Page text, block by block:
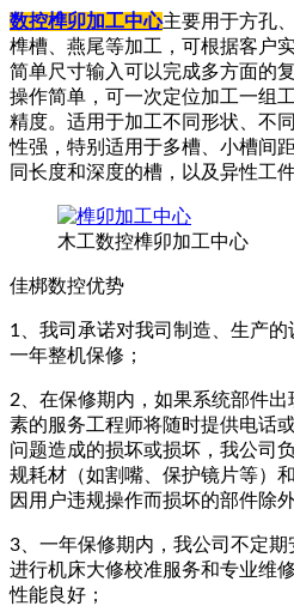
数控榫卯加工中心主要用于方孔
榫槽、燕尾等加工，可根据客户
简单尺寸输入可以完成多方面的
操作简单，可一次定位加工一组
精度。适用于加工不同形状、不
性强，特别适用于多槽、小槽间
同长度和深度的槽，以及异性工件
木工数控榫卯加工中心
佳梆数控优势
1、我司承诺对我司制造、生产
一年整机保修；
2、在保修期内，如果系统部件
素的服务工程师将随时提供电话
问题造成的损坏或损坏，我公司
规耗材（如割嘴、保护镜片等）
因用户违规操作而损坏的部件除外
3、一年保修期内，我公司不定
进行机床大修校准服务和专业维
性能良好；